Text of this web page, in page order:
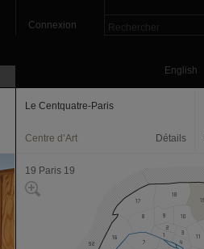
Connexion
English
Le Centquatre-Paris
Centre d’Art Détails
19 Paris 19